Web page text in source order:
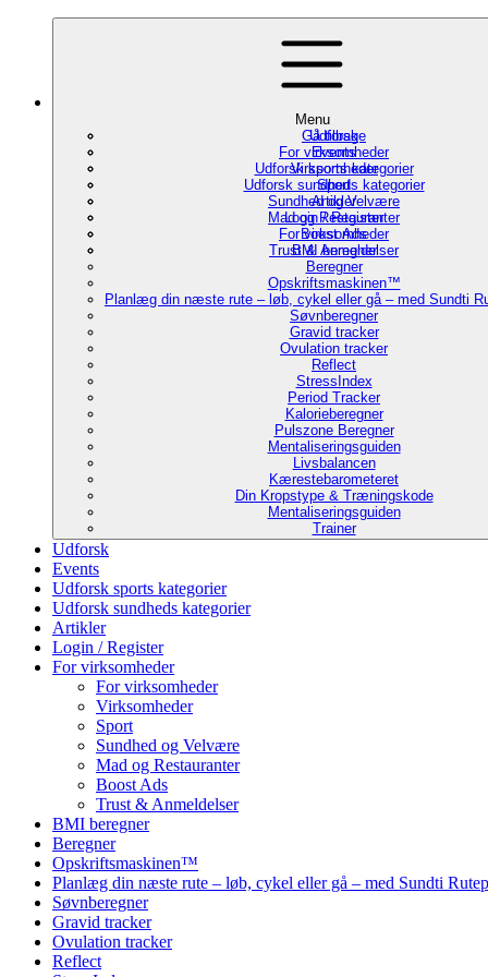
Menu
Udforsk
Events
Udforsk sports kategorier
Udforsk sundheds kategorier
Artikler
Login / Register
For virksomheder
BMI beregner
Beregner
Opskriftsmaskinen™
Planlæg din næste rute – løb, cykel eller gå – med Sundti
Søvnberegner
Gravid tracker
Ovulation tracker
Reflect
StressIndex
Period Tracker
Kalorieberegner
Pulszone Beregner
Mentaliseringsguiden
Livsbalancen
Kærestebarometeret
Din Kropstype & Træningskode
Mentaliseringsguiden
Trainer
Gå tilbage
For virksomheder
Virksomheder
Sport
Sundhed og Velvære
Mad og Restauranter
Boost Ads
Trust & Anmeldelser
Udforsk
Events
Udforsk sports kategorier
Udforsk sundheds kategorier
Artikler
Login / Register
For virksomheder
For virksomheder
Virksomheder
Sport
Sundhed og Velvære
Mad og Restauranter
Boost Ads
Trust & Anmeldelser
BMI beregner
Beregner
Opskriftsmaskinen™
Planlæg din næste rute – løb, cykel eller gå – med Sundti
Søvnberegner
Gravid tracker
Ovulation tracker
Reflect